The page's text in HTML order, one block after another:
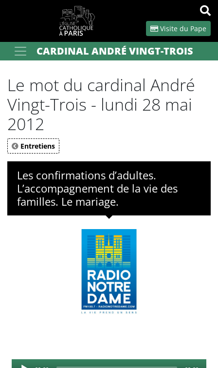
Visite du Pape
Votre recherche OK
CARDINAL ANDRÉ VINGT-TROIS
Le mot du cardinal André
Vingt-Trois - lundi 28 mai
2012
Entretiens
Les confirmations d’adultes.
L’accompagnement de la vie des
familles. Le mariage.
Panneau de gestion des cookies